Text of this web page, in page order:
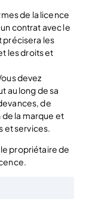
de la licence
contrat avec le
précisera les
les droits et
devez
au long de sa
de
la marque et
et services.
propriétaire de